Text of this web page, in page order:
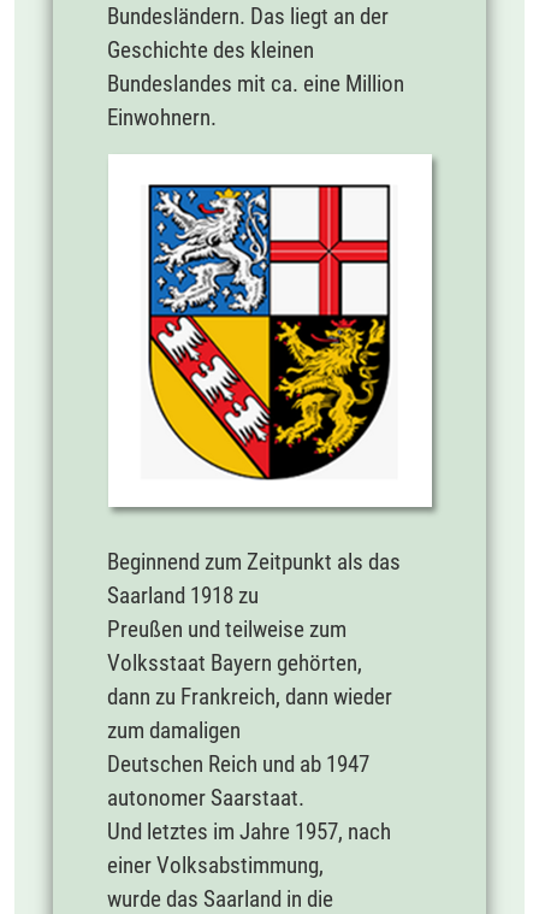
Bundesländern. Das liegt an der
Geschichte des kleinen
Bundeslandes mit ca. eine Million
Einwohnern.
Beginnend zum Zeitpunkt als das
Saarland 1918 zu
Preußen und teilweise zum
Volksstaat Bayern gehörten,
dann zu Frankreich, dann wieder
zum damaligen
Deutschen Reich und ab 1947
autonomer Saarstaat.
Und letztes im Jahre 1957, nach
einer Volksabstimmung,
wurde das Saarland in die